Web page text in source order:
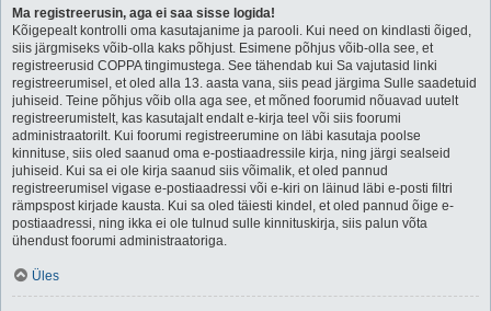
Ma registreerusin, aga ei saa sisse logida!
Kõigepealt kontrolli oma kasutajanime ja parooli. Kui need on kindlasti õiged,
siis järgmiseks võib-olla kaks põhjust. Esimene põhjus võib-olla see, et
registreerusid COPPA tingimustega. See tähendab kui Sa vajutasid linki
registreerumisel, et oled alla 13. aasta vana, siis pead järgima Sulle saadetuid
juhiseid. Teine põhjus võib olla aga see, et mõned foorumid nõuavad uutelt
registreerumistelt, kas kasutajalt endalt e-kirja teel või siis foorumi
administraatorilt. Kui foorumi registreerumine on läbi kasutaja poolse
kinnituse, siis oled saanud oma e-postiaadressile kirja, ning järgi sealseid
juhiseid. Kui sa ei ole kirja saanud siis võimalik, et oled pannud
registreerumisel vigase e-postiaadressi või e-kiri on läinud läbi e-posti filtri
rämpspost kirjade kausta. Kui sa oled täiesti kindel, et oled pannud õige e-
postiaadressi, ning ikka ei ole tulnud sulle kinnituskirja, siis palun võta
ühendust foorumi administraatoriga.
Üles